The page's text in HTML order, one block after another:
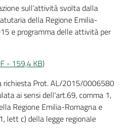
sull’attività svolta dalla
della Regione Emilia-
e programma delle attività per
- 159,4 KB)
richiesta Prot. AL/2015/0006580
ai sensi dell'art.69, comma 1,
Regione Emilia-Romagna e
lett c) della legge regionale